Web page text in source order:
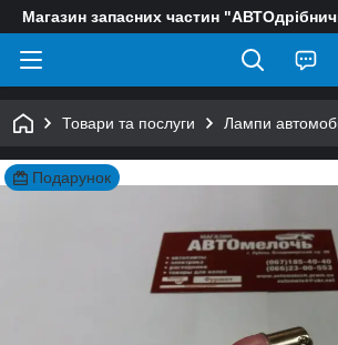
Магазин запасних частин
Товари та послуги Лампи
Подарунок